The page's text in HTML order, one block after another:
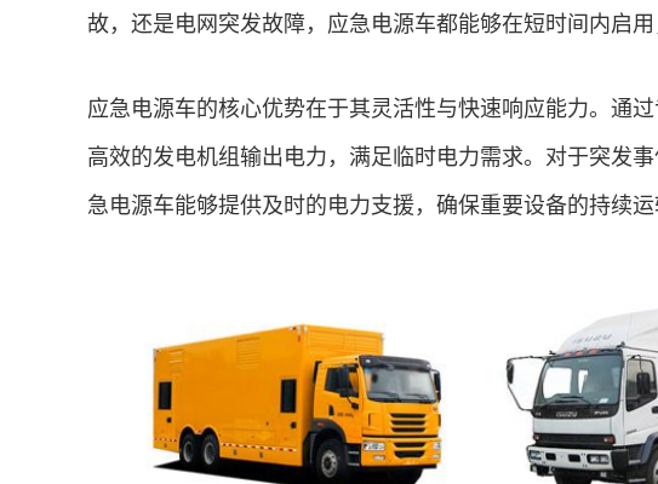
故，还是电网突发故障，应急电源车都能够在短时间内启
应急电源车的核心优势在于其灵活性与快速响应能力。通
高效的发电机组输出电力，满足临时电力需求。对于突发
急电源车能够提供及时的电力支援，确保重要设备的持续运